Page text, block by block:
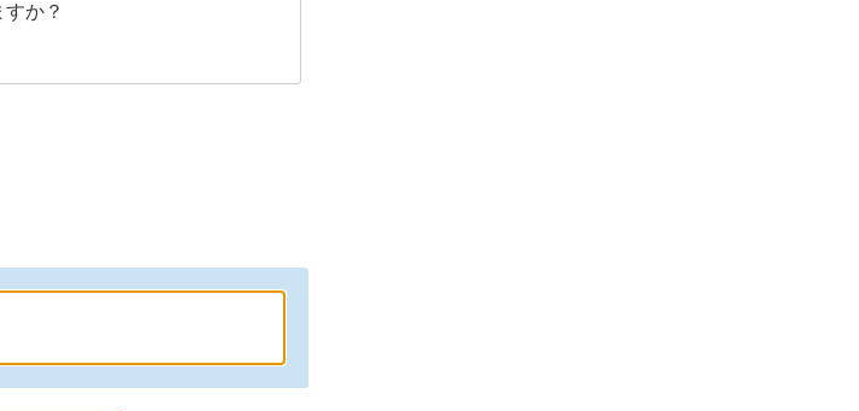
か？